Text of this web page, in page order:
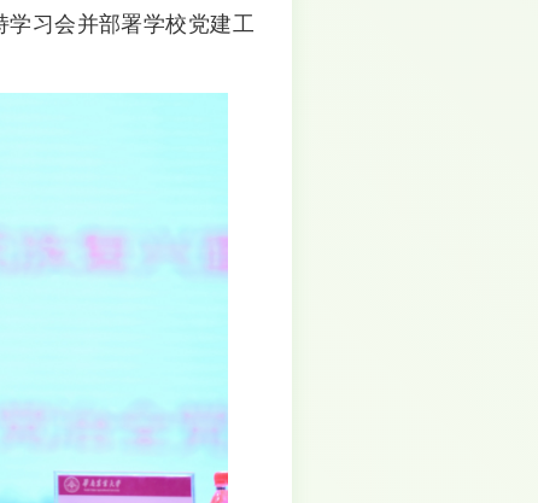
习会并部署学校党建工